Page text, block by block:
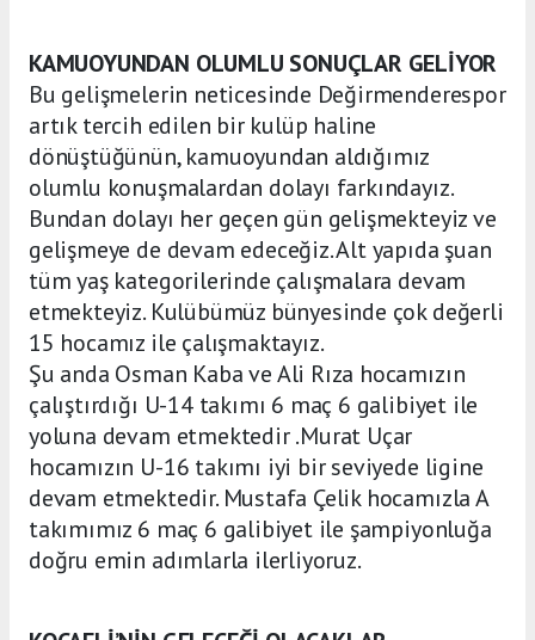
KAMUOYUNDAN OLUMLU SONUÇLAR GELİYOR
Bu gelişmelerin neticesinde Değirmenderespor
artık tercih edilen bir kulüp haline
dönüştüğünün, kamuoyundan aldığımız
olumlu konuşmalardan dolayı farkındayız.
Bundan dolayı her geçen gün gelişmekteyiz ve
gelişmeye de devam edeceğiz. Alt yapıda şuan
tüm yaş kategorilerinde çalışmalara devam
etmekteyiz. Kulübümüz bünyesinde çok değerli
15 hocamız ile çalışmaktayız.
Şu anda Osman Kaba ve Ali Rıza hocamızın
çalıştırdığı U-14 takımı 6 maç 6 galibiyet ile
yoluna devam etmektedir .Murat Uçar
hocamızın U-16 takımı iyi bir seviyede ligine
devam etmektedir. Mustafa Çelik hocamızla A
takımımız 6 maç 6 galibiyet ile şampiyonluğa
doğru emin adımlarla ilerliyoruz.